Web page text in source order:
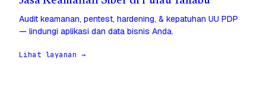
Audit keamanan, pentest, hardening, & kepatuhan UU PDP
— lindungi aplikasi dan data bisnis Anda.
Lihat layanan →